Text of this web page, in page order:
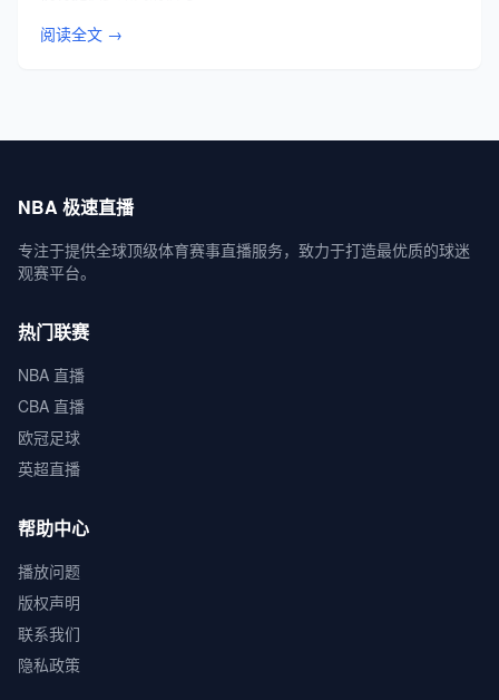
阅读全文 →
NBA 极速直播
专注于提供全球顶级体育赛事直播服务，致力于打造最优质的球迷
观赛平台。
热门联赛
NBA 直播
CBA 直播
欧冠足球
英超直播
帮助中心
播放问题
版权声明
联系我们
隐私政策